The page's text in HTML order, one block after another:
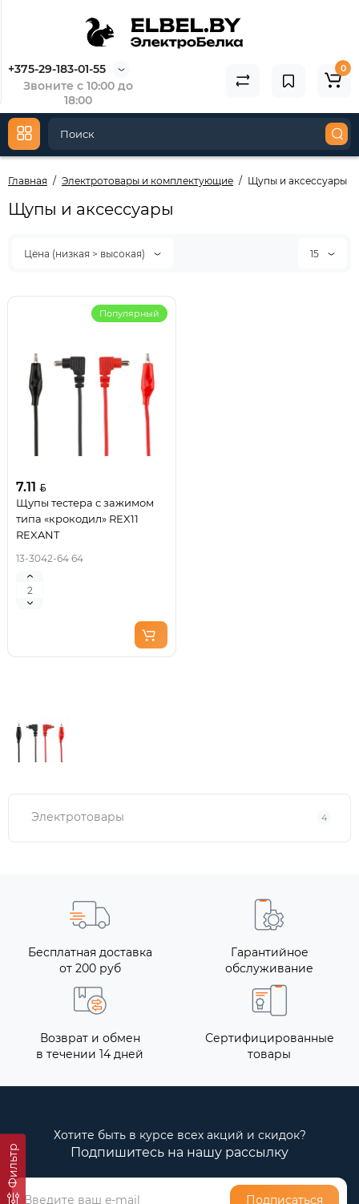
+375-29-183-01-55
Звоните с 10:00 до
18:00
0
Главная Электротовары и комплектующие Щупы и аксессуары
Фильтр
Купить
Щупы и аксессуары
Цена (низкая > высокая) 15
Популярный
7.11
Щупы тестера с зажимом
типа «крокодил» REX11
REXANT
13-3042-64 64
Электротовары 4
Бесплатная доставка
от 200 руб
Гарантийное
обслуживание
Возврат и обмен
в течении 14 дней
Сертифицированные
товары
Хотите быть в курсе всех акций и скидок?
Подпишитесь на нашу рассылку
Подписаться